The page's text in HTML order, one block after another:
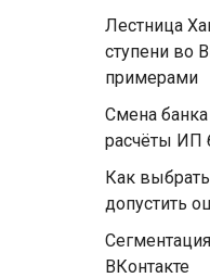
Лестница
ступени во
примерами
Смена
расчёты ИП
Как
допустить
ВКонтакте